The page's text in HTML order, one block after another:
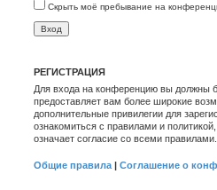
Скрыть моё пребывание на
РЕГИСТРАЦИЯ
Для входа на конференцию вы должны
предоставляет вам более широкие
дополнительные привилегии для
ознакомиться с правилами и
означает согласие со всеми правилами.
Общие правила | Соглашение о